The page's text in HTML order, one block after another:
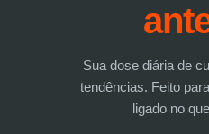
Sua dose diária de
tendências. Feito
ligado no